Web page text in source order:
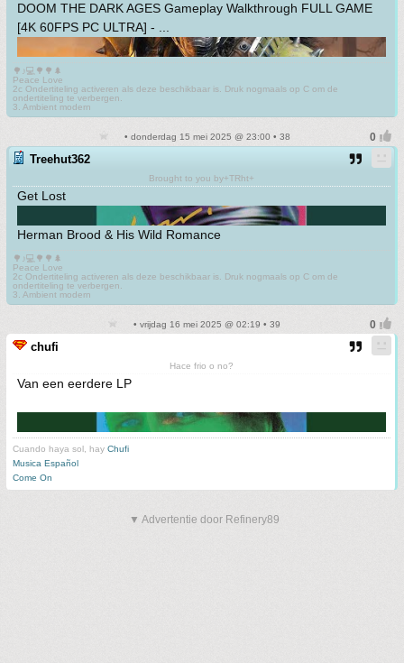
DOOM THE DARK AGES Gameplay Walkthrough FULL GAME
[4K 60FPS PC ULTRA] - ...
🌳♪💻🌳🌳🌲
Peace Love
2c Ondertiteling activeren als deze beschikbaar is. Druk nogmaals op C om de
ondertiteling te verbergen.
3. Ambient modern
• donderdag 15 mei 2025 @ 23:00 • 38
Treehut362
Brought to you by+TRht+
Get Lost
Herman Brood & His Wild Romance
🌳♪💻🌳🌳🌲
Peace Love
2c Ondertiteling activeren als deze beschikbaar is. Druk nogmaals op C om de
ondertiteling te verbergen.
3. Ambient modern
• vrijdag 16 mei 2025 @ 02:19 • 39
chufi
Hace frio o no?
Van een eerdere LP
Cuando haya sol, hay Chufi
Musica Español
Come On
▼ Advertentie door Refinery89